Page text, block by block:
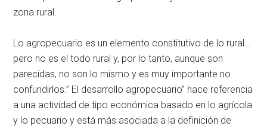
zona rural.
Lo agropecuario es un elemento constitutivo de lo rural…
pero no es el todo rural y, por lo tanto, aunque son
parecidas, no son lo mismo y es muy importante no
confundirlos.” El desarrollo agropecuario” hace referencia
a una actividad de tipo económica basado en lo agrícola
y lo pecuario y está más asociada a la definición de